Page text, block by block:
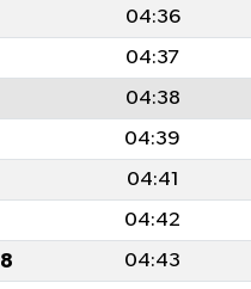
04:36
04:37
04:38
04:39
04:41
04:42
04:43